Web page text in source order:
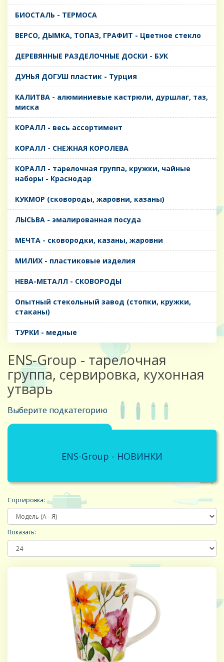
БИОСТАЛЬ - ТЕРМОСА
ВЕРСО, ДЫМКА, ТОПАЗ, ГРАФИТ - Цветное стекло
ДЕРЕВЯННЫЕ РАЗДЕЛОЧНЫЕ ДОСКИ - БУК
ДУНЬЯ ДОГУШ пластик - Турция
КАЛИТВА - алюминиевые кастрюли, дуршлаг, таз,
миска
КОРАЛЛ - весь ассортимент
КОРАЛЛ - СНЕЖНАЯ КОРОЛЕВА
КОРАЛЛ - тарелочная группа, кружки, чайные
наборы - Краснодар
КУКМОР (сковороды, жаровни, казаны)
ЛЫСЬВА - эмалированная посуда
МЕЧТА - сковородки, казаны, жаровни
МИЛИХ - пластиковые изделия
НЕВА-МЕТАЛЛ - СКОВОРОДЫ
Опытный стекольный завод (стопки, кружки,
стаканы)
ТУРКИ - медные
ENS-Group - тарелочная
группа, сервировка, кухонная
утварь
Выберите подкатегорию
ENS-Group - НОВИНКИ
Сортировка:
Показать: